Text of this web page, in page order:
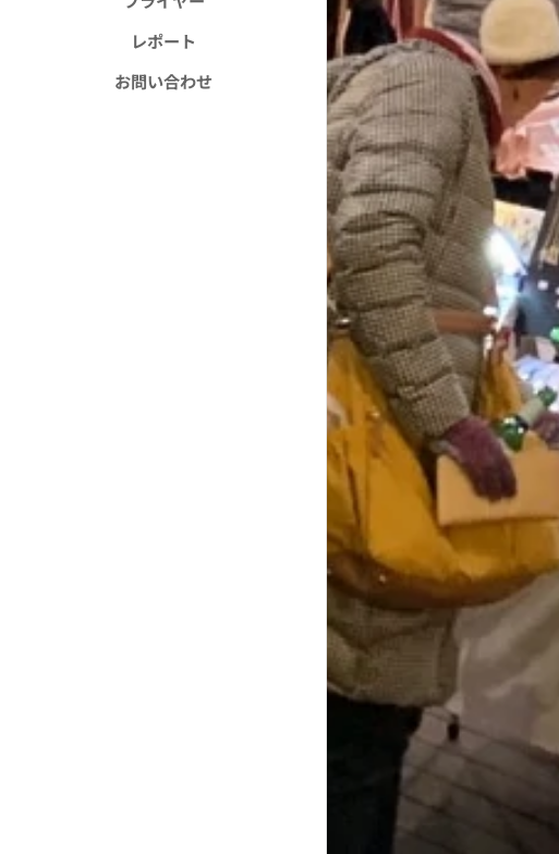
レポート
お問い合わせ